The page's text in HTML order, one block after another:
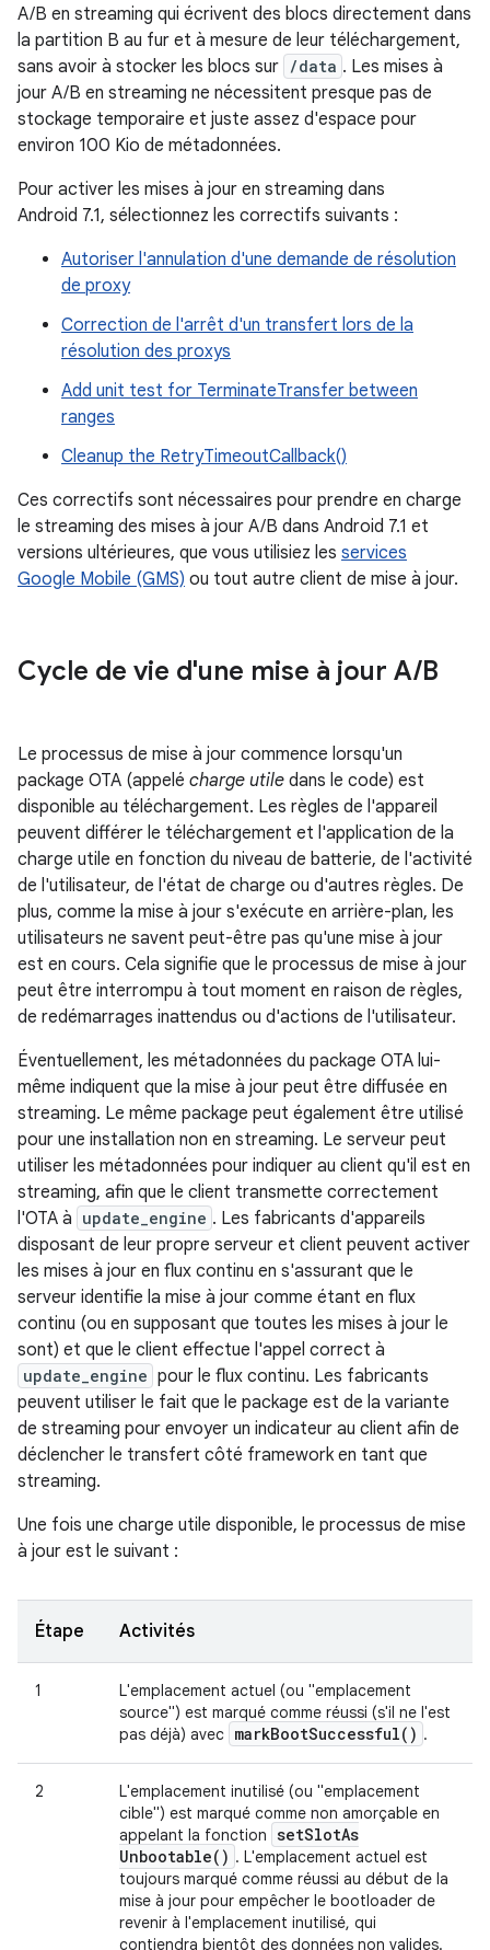
A/B en streaming qui écrivent des blocs directement dans
la partition B au fur et à mesure de leur téléchargement,
sans avoir à stocker les blocs sur /data . Les mises à
jour A/B en streaming ne nécessitent presque pas de
stockage temporaire et juste assez d'espace pour
environ 100 Kio de métadonnées.
Pour activer les mises à jour en streaming dans
Android 7.1, sélectionnez les correctifs suivants :
Autoriser l'annulation d'une demande de résolution
de proxy
Correction de l'arrêt d'un transfert lors de la
résolution des proxys
Add unit test for TerminateTransfer between
ranges
Cleanup the RetryTimeoutCallback()
Ces correctifs sont nécessaires pour prendre en charge
le streaming des mises à jour A/B dans Android 7.1 et
versions ultérieures, que vous utilisiez les services
Google Mobile (GMS) ou tout autre client de mise à jour.
Cycle de vie d'une mise à jour A/B
Le processus de mise à jour commence lorsqu'un
package OTA (appelé charge utile dans le code) est
disponible au téléchargement. Les règles de l'appareil
peuvent différer le téléchargement et l'application de la
charge utile en fonction du niveau de batterie, de l'activité
de l'utilisateur, de l'état de charge ou d'autres règles. De
plus, comme la mise à jour s'exécute en arrière-plan, les
utilisateurs ne savent peut-être pas qu'une mise à jour
est en cours. Cela signifie que le processus de mise à jour
peut être interrompu à tout moment en raison de règles,
de redémarrages inattendus ou d'actions de l'utilisateur.
Éventuellement, les métadonnées du package OTA lui-
même indiquent que la mise à jour peut être diffusée en
streaming. Le même package peut également être utilisé
pour une installation non en streaming. Le serveur peut
utiliser les métadonnées pour indiquer au client qu'il est en
streaming, afin que le client transmette correctement
l'OTA à update_engine . Les fabricants d'appareils
disposant de leur propre serveur et client peuvent activer
les mises à jour en flux continu en s'assurant que le
serveur identifie la mise à jour comme étant en flux
continu (ou en supposant que toutes les mises à jour le
sont) et que le client effectue l'appel correct à
update_engine pour le flux continu. Les fabricants
peuvent utiliser le fait que le package est de la variante
de streaming pour envoyer un indicateur au client afin de
déclencher le transfert côté framework en tant que
streaming.
Une fois une charge utile disponible, le processus de mise
à jour est le suivant :
Étape Activités
1
L'emplacement actuel (ou "emplacement
source") est marqué comme réussi (s'il ne l'est
pas déjà) avec markBootSuccessful( ) .
2
L'emplacement inutilisé (ou "emplacement
cible") est marqué comme non amorçable en
appelant la fonction setSlotAs
Unbootable( ) . L'emplacement actuel est
toujours marqué comme réussi au début de la
mise à jour pour empêcher le bootloader de
revenir à l'emplacement inutilisé, qui
contiendra bientôt des données non valides.